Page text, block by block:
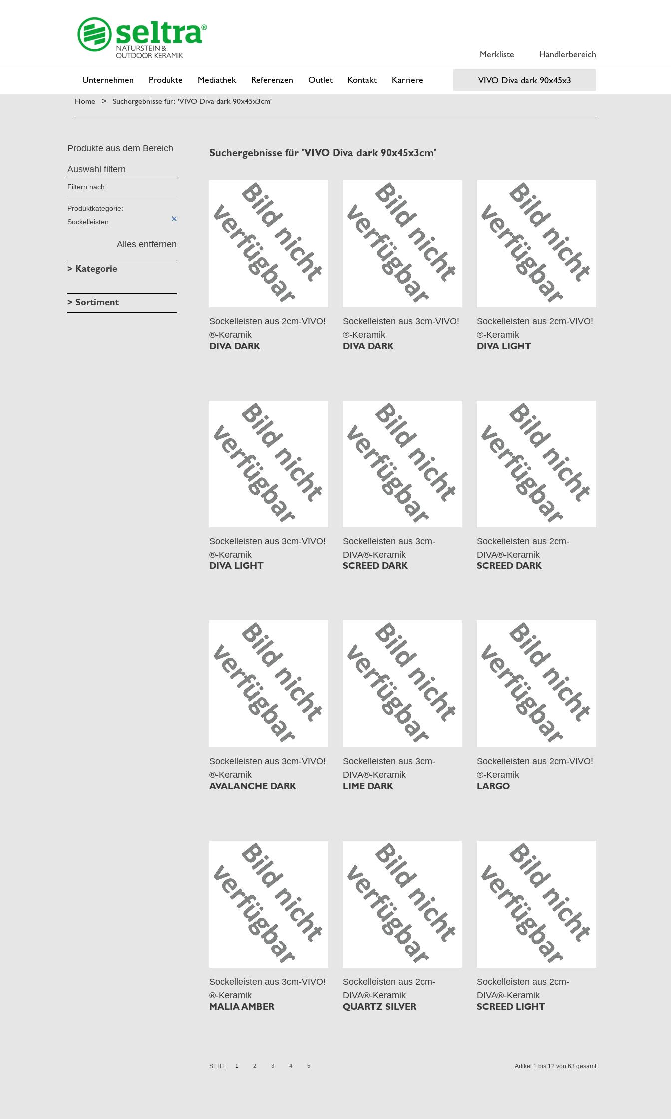
Merkliste Händlerbereich
Unternehmen Produkte Mediathek Referenzen Outlet Kontakt Karriere
Home > Suchergebnisse für: 'VIVO Diva dark 90x45x3cm'
Produkte aus dem Bereich
Auswahl filtern
Filtern nach:
Produktkategorie:
Sockelleisten
Alles entfernen
> Kategorie
> Sortiment
Suchergebnisse für 'VIVO Diva dark 90x45x3cm'
Sockelleisten aus 2cm-VIVO!
®-Keramik
DIVA DARK
Sockelleisten aus 3cm-VIVO!
®-Keramik
DIVA DARK
Sockelleisten aus 2cm-VIVO!
®-Keramik
DIVA LIGHT
Sockelleisten aus 3cm-VIVO!
®-Keramik
DIVA LIGHT
Sockelleisten aus 3cm-
DIVA®-Keramik
SCREED DARK
Sockelleisten aus 2cm-
DIVA®-Keramik
SCREED DARK
Sockelleisten aus 3cm-VIVO!
®-Keramik
AVALANCHE DARK
Sockelleisten aus 3cm-
DIVA®-Keramik
LIME DARK
Sockelleisten aus 2cm-VIVO!
®-Keramik
LARGO
Sockelleisten aus 3cm-VIVO!
®-Keramik
MALIA AMBER
Sockelleisten aus 2cm-
DIVA®-Keramik
QUARTZ SILVER
Sockelleisten aus 2cm-
DIVA®-Keramik
SCREED LIGHT
Artikel 1 bis 12 von 63 gesamt
SEITE: 1 2 3 4 5